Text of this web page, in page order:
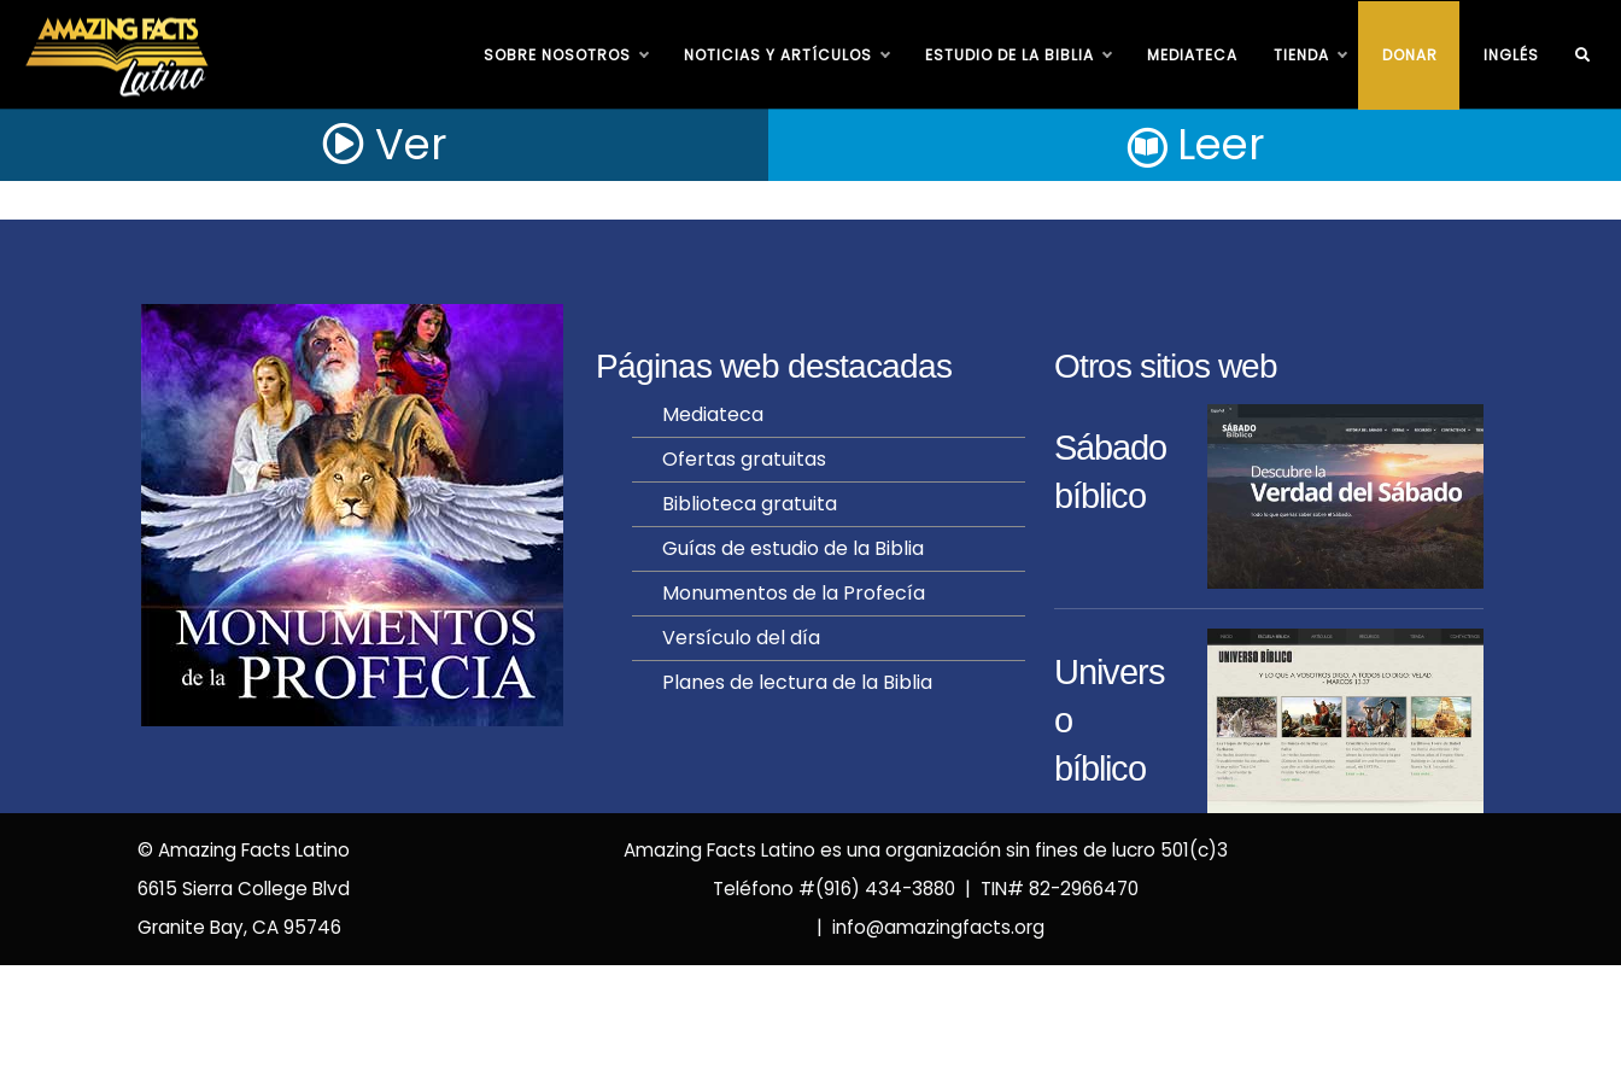
SOBRE NOSOTROS NOTICIAS Y ARTÍCULOS ESTUDIO DE LA BIBLIA MEDIATECA TIENDA DONAR INGLÉS
Ver Leer
Páginas web destacadas
Mediateca
Ofertas gratuitas
Biblioteca gratuita
Guías de estudio de la Biblia
Monumentos de la Profecía
Versículo del día
Planes de lectura de la Biblia
Otros sitios web
Sábado
bíblico
Univers
o
bíblico
© Amazing Facts Latino
6615 Sierra College Blvd
Granite Bay, CA 95746
Amazing Facts Latino es una organización sin fines de lucro 501(c)3
Teléfono #(916) 434-3880 | TIN# 82-2966470
| info@amazingfacts.org